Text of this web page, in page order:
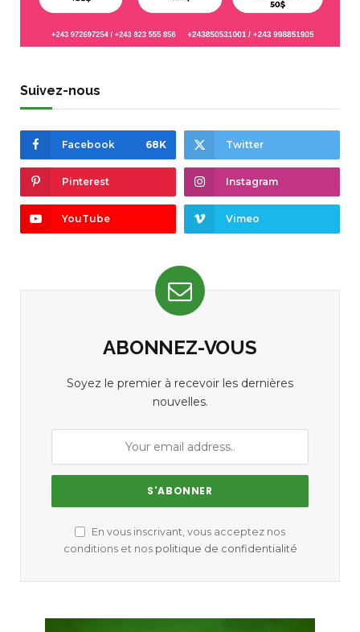
Suivez-nous
Facebook 68K Twitter
Pinterest Instagram
YouTube Vimeo
ABONNEZ-VOUS
Soyez le premier à recevoir les dernières
nouvelles.
En vous inscrivant, vous acceptez nos
conditions et nos politique de confidentialité